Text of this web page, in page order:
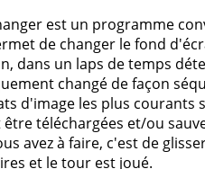
est un programme
de changer le fond
dans un laps de temps
changé de façon
d'image les plus courants
téléchargées et/ou
avez à faire, c'est de
et le tour est joué.